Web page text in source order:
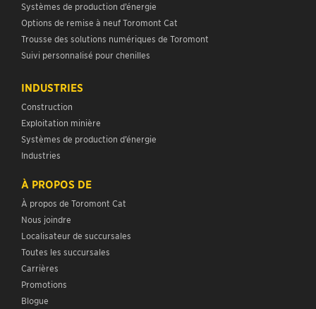
Systèmes de production d’énergie
Options de remise à neuf Toromont Cat
Trousse des solutions numériques de Toromont
Suivi personnalisé pour chenilles
INDUSTRIES
Construction
Exploitation minière
Systèmes de production d’énergie
Industries
À PROPOS DE
À propos de Toromont Cat
Nous joindre
Localisateur de succursales
Toutes les succursales
Carrières
Promotions
Blogue